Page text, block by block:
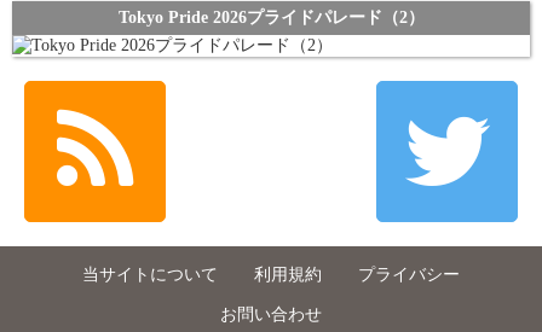
Tokyo Pride 2026プライドパレード（2）
当サイトについて 利用規約 プライバシー
お問い合わせ